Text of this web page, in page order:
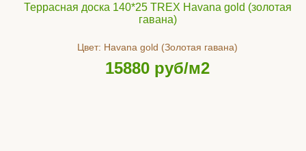
Террасная доска 140*25 TREX Havana gold (золотая
гавана)
Цвет: Havana gold (Золотая гавана)
15880 руб/м2